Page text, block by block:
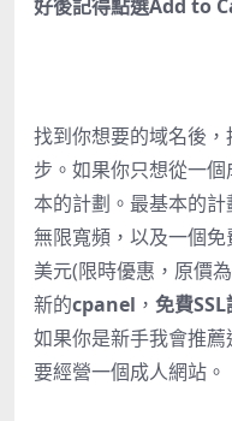
好後記得點選Add to
找到你想要的域名後
步。如果你只想從一
本的計劃。最基本的計
無限寬頻，以及一個
美元(限時優惠，原價為
新的cpanel ， 免費
如果你是新手我會推
要經營一個成人網站。